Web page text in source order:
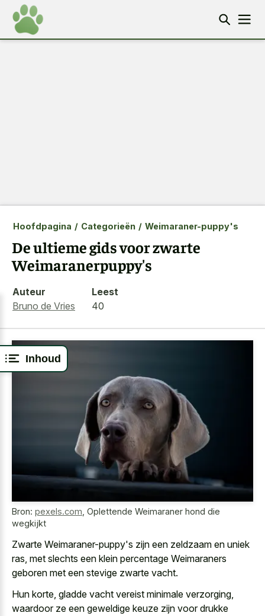
Inhoud
Hoofdpagina / Categorieën / Weimaraner-puppy's
De ultieme gids voor zwarte
Weimaranerpuppy's
Auteur
Bruno de Vries
Leest
40
Bron: pexels.com Oplettende Weimaraner hond die
wegkijkt
Zwarte Weimaraner-puppy's zijn een zeldzaam en uniek
ras, met slechts een klein percentage Weimaraners
geboren met een stevige zwarte vacht.
Hun korte, gladde vacht vereist minimale verzorging,
waardoor ze een geweldige keuze zijn voor drukke